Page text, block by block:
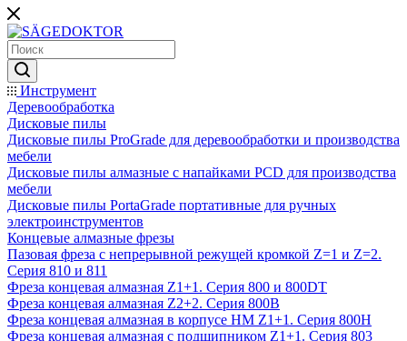
Инструмент
Деревообработка
Дисковые пилы
Дисковые пилы ProGrade для деревообработки и производства
мебели
Дисковые пилы алмазные с напайками PCD для производства
мебели
Дисковые пилы PortaGrade портативные для ручных
электроинструментов
Концевые алмазные фрезы
Пазовая фреза с непрерывной режущей кромкой Z=1 и Z=2.
Серия 810 и 811
Фреза концевая алмазная Z1+1. Серия 800 и 800DT
Фреза концевая алмазная Z2+2. Серия 800B
Фреза концевая алмазная в корпусе НМ Z1+1. Серия 800H
Фреза концевая алмазная с подшипником Z1+1. Серия 803